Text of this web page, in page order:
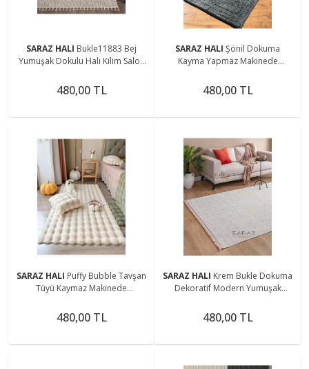
SARAZ HALI Bukle11883 Bej
Yumuşak Dokulu Halı Kilim Salon
Dokuma Makine Halısı
480,00 TL
SARAZ HALI Şönil Dokuma
Kayma Yapmaz Makinede
Bohem Kilim Antrasit 2
480,00 TL
SARAZ HALI Puffy Bubble Tavşan
Tüyü Kaymaz Makinede
Halı
480,00 TL
SARAZ HALI Krem Bukle Dokuma
Dekoratif Modern Yumuşak
Halısı
480,00 TL